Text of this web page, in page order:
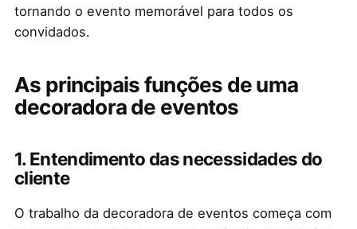
tornando o evento memorável para todos os
convidados.
As principais funções de uma
decoradora de eventos
1.Entendimento das necessidades do
cliente
O trabalho da decoradora de eventos começa com